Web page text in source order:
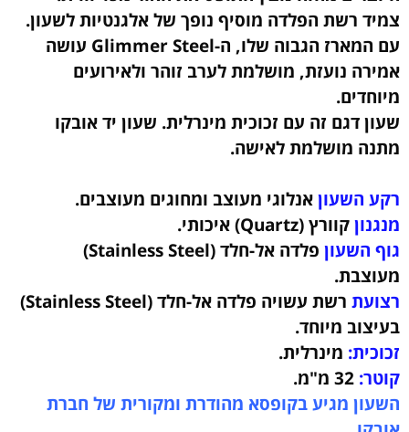
צמיד רשת הפלדה מוסיף נופך של אלגנטיות לשעון.
עם המארז הגבוה שלו, ה-Glimmer Steel עושה
אמירה נועזת, מושלמת לערב זוהר ולאירועים
מיוחדים.
שעון דגם זה עם זכוכית מינרלית. שעון יד אובקו
מתנה מושלמת לאישה.
רקע השעוןאנלוגי מעוצב ומחוגים מעוצבים.
מנגנוןקוורץ (Quartz) איכותי.
גוף השעון פלדה אל-חלד (Stainless Steel)
מעוצבת.
רצועת רשת עשויה פלדה אל-חלד (Stainless Steel)
בעיצוב מיוחד.
זכוכית: מינרלית.
קוטר: 32 מ"מ.
השעון מגיע בקופסא מהודרת ומקורית של חברת